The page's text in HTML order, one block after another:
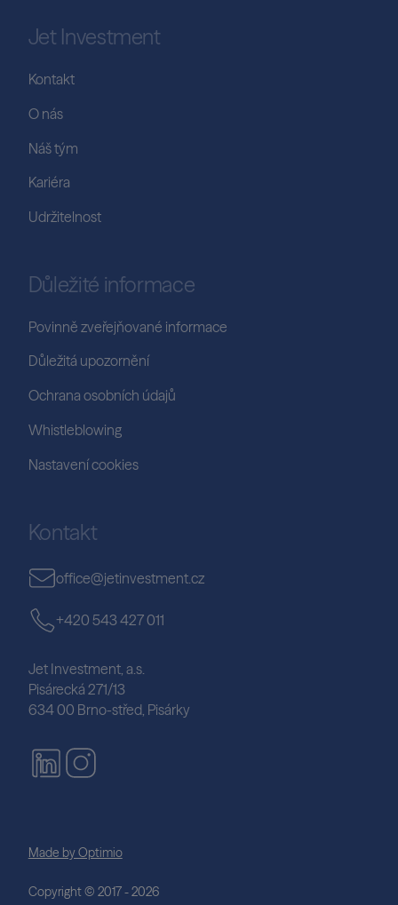
Jet Investment
Kontakt
O nás
Náš tým
Kariéra
Udržitelnost
Důležité informace
Povinně zveřejňované informace
Důležitá upozornění
Ochrana osobních údajů
Whistleblowing
Nastavení cookies
Kontakt
office@jetinvestment.cz
+420 543 427 011
Jet Investment, a.s.
Pisárecká 271/13
634 00 Brno-střed, Pisárky
Copyright © 2017 - 2026
Made by Optimio